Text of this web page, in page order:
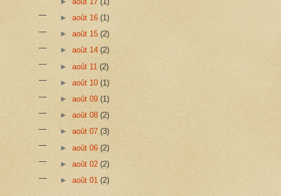
► août 16 (1)
► août 15 (2)
► août 14 (2)
► août 11 (2)
► août 10 (1)
► août 09 (1)
► août 08 (2)
► août 07 (3)
► août 06 (2)
► août 02 (2)
► août 01 (2)